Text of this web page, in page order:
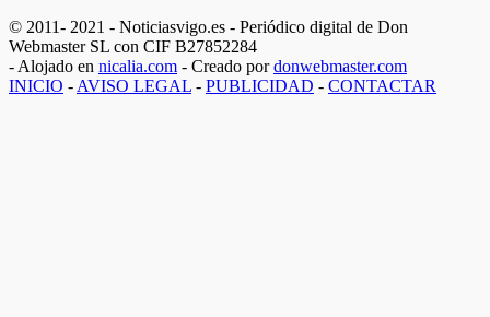
© 2011- 2021 - Noticiasvigo.es - Periódico digital de Don
Webmaster SL con CIF B27852284
- Alojado en nicalia.com - Creado pordonwebmaster.com
INICIO - AVISO LEGAL - PUBLICIDAD - CONTACTAR